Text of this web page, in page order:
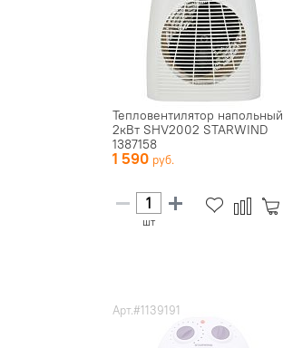
Тепловентилятор напольный
2кВт SHV2002 STARWIND
1387158
1 590
шт
Арт.#1139191